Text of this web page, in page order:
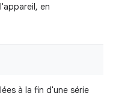
en
à la fin d'une série